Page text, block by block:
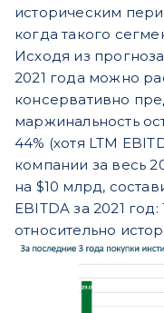
историческим
когда такого
Исходя из
2021 года можно
консервативно
маржинальность
44% (хотя LTM
компании за весь
на $10 млрд,
EBITDA за 2021
относительно